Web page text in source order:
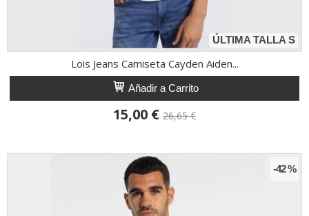
ÚLTIMA TALLA S
Lois Jeans Camiseta Cayden Aiden...
Añadir a Carrito
15,00 € 26,65 €
-42 %